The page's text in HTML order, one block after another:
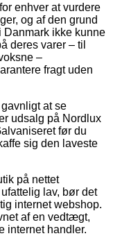
enhver at vurdere
og af den grund
Danmark ikke kunne
deres varer – til
–
fragt uden
at se
udsalg på Nordlux
før du
sig den laveste
på nettet
lav, bør det
internet webshop.
af en vedtægt,
internet handler.